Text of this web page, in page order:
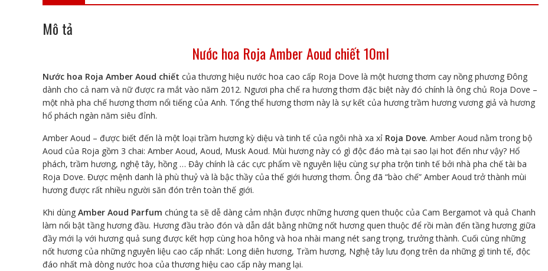
lượng
Mô tả
Nước hoa Roja Amber Aoud chiết 10ml
Nước hoa Roja Amber Aoud chiết của thương hiệu nước hoa cao cấp Roja Dove là một hương thơm cay nồng phương Đông
dành cho cả nam và nữ được ra mắt vào năm 2012. Ngươi pha chế ra hương thơm đặc biệt này đó chính là ông chủ Roja Dove –
một nhà pha chế hương thơm nổi tiếng của Anh. Tổng thể hương thơm này là sự kết của hương trầm hương vương giả và hương
hổ phách ngàn năm siêu đỉnh.
Amber Aoud – được biết đến là một loại trầm hương kỳ diệu và tinh tế của ngôi nhà xa xỉ Roja Dove. Amber Aoud nằm trong bộ
Aoud của Roja gồm 3 chai: Amber Aoud, Aoud, Musk Aoud. Mùi hương này có gì độc đáo mà tại sao lại hot đến như vậy? Hổ
phách, trầm hương, nghệ tây, hồng … Đây chính là các cực phẩm về nguyên liệu cùng sự pha trộn tinh tế bởi nhà pha chế tài ba
Roja Dove. Được mệnh danh là phù thuỷ và là bậc thầy của thế giới hương thơm. Ông đã “bào chế” Amber Aoud trở thành mùi
hương được rất nhiều người săn đón trên toàn thế giới.
Khi dùng Amber Aoud Parfum chúng ta sẽ dễ dàng cảm nhận được những hương quen thuộc của Cam Bergamot và quả Chanh
làm nổi bật tầng hương đầu. Hương đầu trào đón và dẫn dắt bằng những nốt hương quen thuộc để rồi màn đến tầng hương giữa
đầy mới lạ với hương quả sung được kết hợp cùng hoa hông và hoa nhài mang nét sang trọng, trưởng thành. Cuối cùng những
nốt hương của những nguyên liệu cao cấp nhất: Long diên hương, Trầm hương, Nghệ tây lưu đọng trên da những gì tinh tế, độc
đáo nhất mà dòng nước hoa của thương hiệu cao cấp này mang lại.